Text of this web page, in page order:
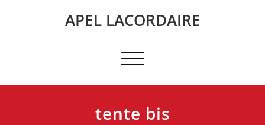
APEL LACORDAIRE
Afficher/masquer
navigation
tente bis